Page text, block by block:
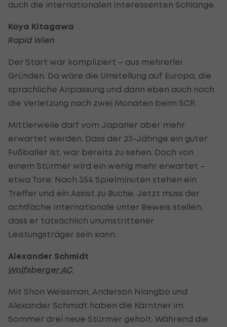
auch die internationalen Interessenten Schlange.
Koya Kitagawa
Rapid Wien
Der Start war kompliziert – aus mehrerlei
Gründen. Da wäre die Umstellung auf Europa, die
sprachliche Anpassung und dann eben auch noch
die Verletzung nach zwei Monaten beim SCR.
Mittlerweile darf vom Japaner aber mehr
erwartet werden. Dass der 23-Jährige ein guter
Fußballer ist, war bereits zu sehen. Doch von
einem Stürmer wird ein wenig mehr erwartet –
etwa Tore. Nach 354 Spielminuten stehen ein
Treffer und ein Assist zu Buche. Jetzt muss der
achtfache Internationale unter Beweis stellen,
dass er tatsächlich unumstrittener
Leistungsträger sein kann.
Alexander Schmidt
Wolfsberger AC
Mit Shon Weissman, Anderson Niangbo und
Alexander Schmidt haben die Kärntner im
Sommer drei neue Stürmer geholt. Während die